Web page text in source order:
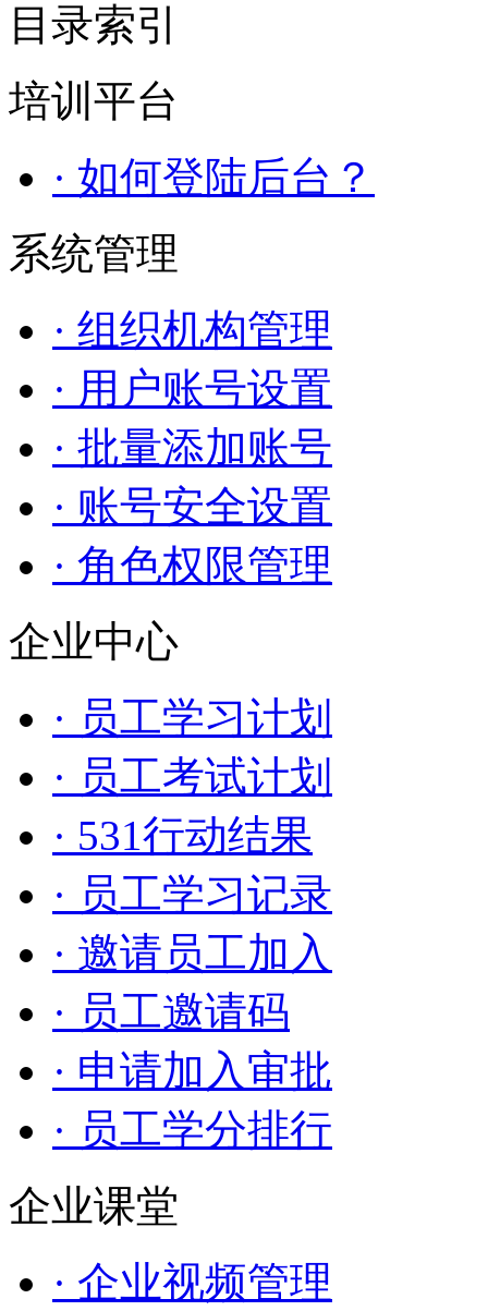
目录索引
培训平台
· 如何登陆后台？
系统管理
· 组织机构管理
· 用户账号设置
· 批量添加账号
· 账号安全设置
· 角色权限管理
企业中心
· 员工学习计划
· 员工考试计划
· 531行动结果
· 员工学习记录
· 邀请员工加入
· 员工邀请码
· 申请加入审批
· 员工学分排行
企业课堂
· 企业视频管理